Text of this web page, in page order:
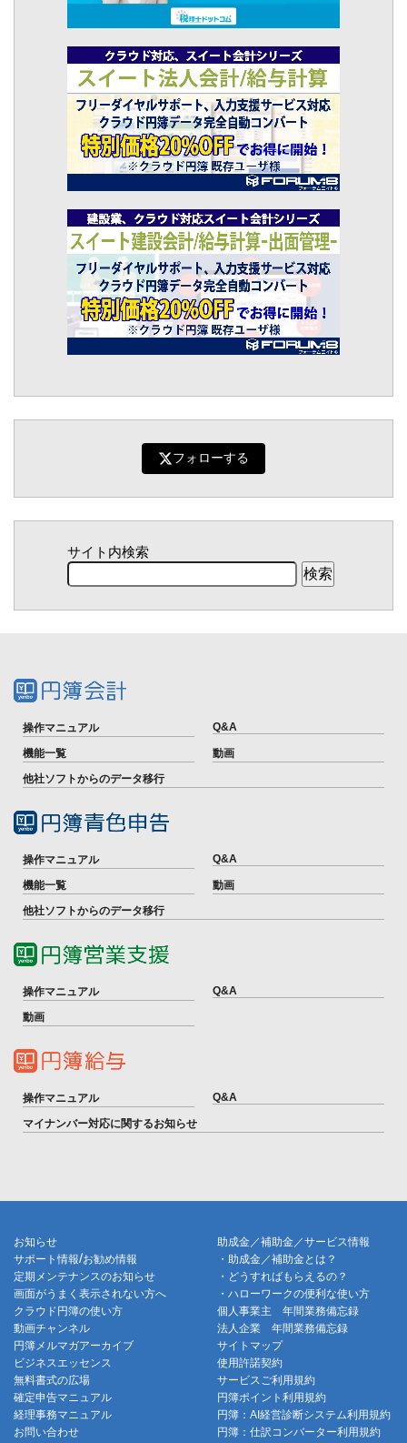
フォローする
サイト内検索
操作マニュアル Q&A
機能一覧
動画
他社ソフトからのデータ移行
操作マニュアル Q&A
機能一覧
動画
他社ソフトからのデータ移行
操作マニュアル Q&A
動画
操作マニュアル Q&A
マイナンバー対応に関するお知らせ
お知らせ
サポート情報/お勧め情報
定期メンテナンスのお知らせ
画面がうまく表示されない方へ
クラウド円簿の使い方
動画チャンネル
円簿メルマガアーカイブ
助成金／補助金／サービス情報
・助成金／補助金とは？
・どうすればもらえるの？
・ハローワークの便利な使い方
個人事業主 年間業務備忘録
法人企業 年間業務備忘録
サイトマップ
ビジネスエッセンス
無料書式の広場
確定申告マニュアル
経理事務マニュアル
お問い合わせ
使用許諾契約
サービスご利用規約
円簿ポイント利用規約
円簿：AI経営診断システム利用規約
円簿：仕訳コンバーター利用規約